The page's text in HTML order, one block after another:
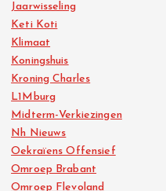
Jaarwisseling
Keti Koti
Klimaat
Koningshuis
Kroning Charles
L1Mburg
Midterm-Verkiezingen
Nh Nieuws
Oekraïens Offensief
Omroep Brabant
Omroep Flevoland